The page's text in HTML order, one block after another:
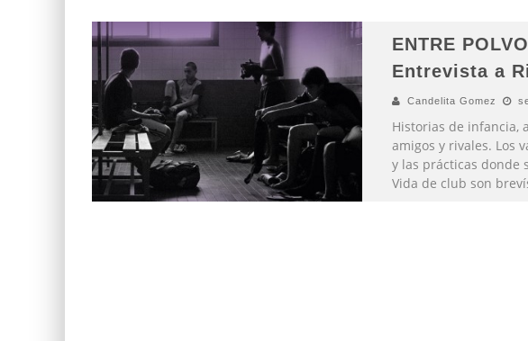
ENTRE
Entrevista a
Candelita Gomez
Historias de infancia,
amigos y rivales. Los
y las prácticas donde
Vida de club son